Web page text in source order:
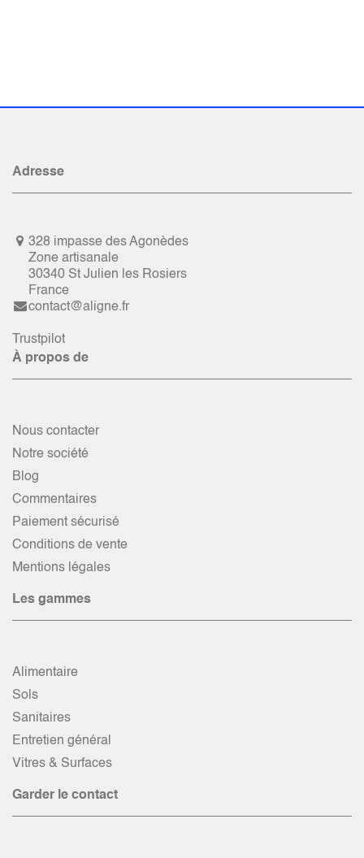
Adresse
328 impasse des Agonèdes
Zone artisanale
30340 St Julien les Rosiers
France
contact@aligne.fr
Trustpilot
À propos de
Nous contacter
Notre société
Blog
Commentaires
Paiement sécurisé
Conditions de vente
Mentions légales
Les gammes
Alimentaire
Sols
Sanitaires
Entretien général
Vitres & Surfaces
Garder le contact